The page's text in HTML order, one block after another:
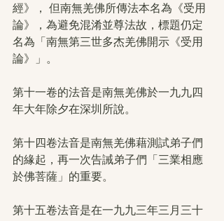
經》， 但南無羌佛所傳法本名為《受用
論》，為避免混淆並尊法故，標題仍定
名為「南無第三世多杰羌佛開示《受用
論》」。
第十一卷的法音是南無羌佛於一九九四
年大年除夕在深圳所說。
第十四卷法音是南無羌佛藉測試弟子們
的緣起，再一次告誡弟子們「三業相應
於佛菩薩」的重要。
第十五卷法音是在一九九三年三月三十